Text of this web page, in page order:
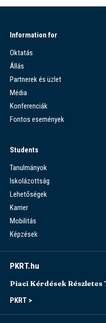
Information for
Oktatás
Állás
Partnerek és üzlet
Média
Konferenciák
Fontos események
Students
Tanulmányok
Iskolázottság
Lehetőségek
Karrier
Mobilitás
Képzések
PKRT.hu
Piaci Kérdések Részletes
PKRT >